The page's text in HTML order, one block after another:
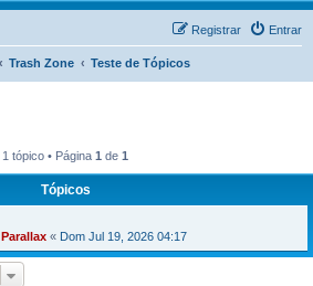
Entrar
Registrar
Trash Zone Teste de Tópicos
1 tópico • Página 1 de 1
Tópicos
Parallax « Dom Jul 19, 2026 04:17